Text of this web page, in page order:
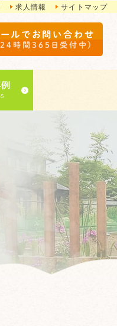
求人情報 サイトマップ
ールでお問い合わせ
24時間365日受付中）